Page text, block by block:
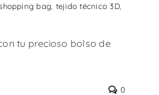
bag tejido técnico 3D,
tu precioso bolso de
0